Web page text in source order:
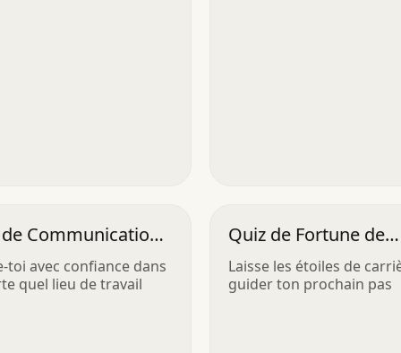
Communication
toi avec confiance dans
quel lieu de travail
Quiz de Fortune de
Carrière
Laisse les étoiles de
guider ton prochain pas